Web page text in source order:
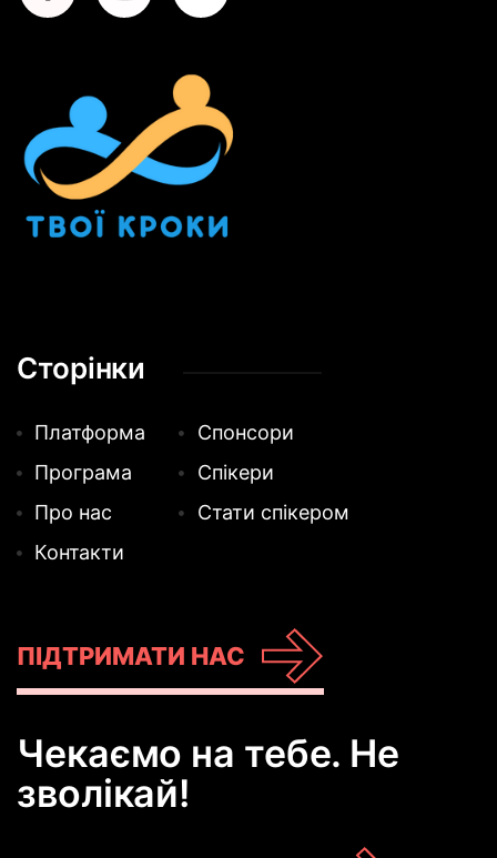
Сторінки
Платформа
Програма
Про нас
Контакти
Спонсори
Спікери
Стати спікером
ПІДТРИМАТИ НАС
Чекаємо на тебе. Не
зволікай!